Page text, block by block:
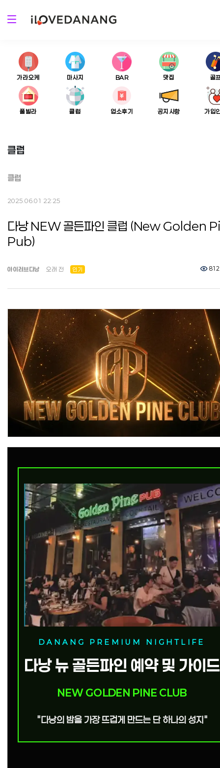
가라오케 마사지 BAR 맛집 골
풀빌라 클럽 업소후기 공지사항 가입
클럽
클럽
2025.06.01 22:25
다낭 NEW 골든파인 클럽 (New Golden
Pub)
아이러브다낭 오래 전 인기 812
DANANG PREMIUM NIGHTLIFE
다낭 뉴 골든파인 예약 및 가이드
NEW GOLDEN PINE CLUB
"다낭의 밤을 가장 뜨겁게 만드는 단 하나의 성지"